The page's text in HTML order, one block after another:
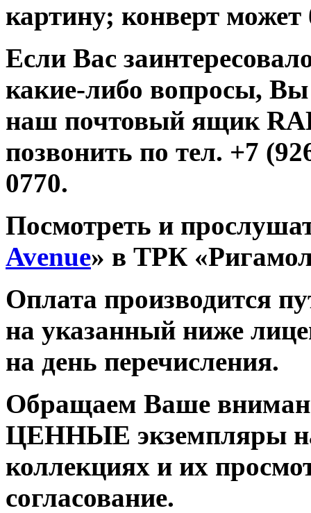
картину; конверт
Если Вас
какие-либо вопросы,
наш почтовый ящик
позвонить по тел. +7
0770.
Посмотреть и
Avenue» в ТРК
Оплата производится
на указанный ниже
на день перечисления.
Обращаем Ваше
ЦЕННЫЕ экземпляры
коллекциях и их
согласование.